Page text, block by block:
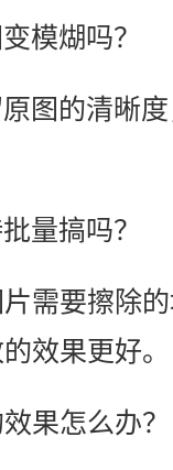
模煳吗？
图的清晰
量搞吗？
需要擦除
效果更好。
果怎么办？